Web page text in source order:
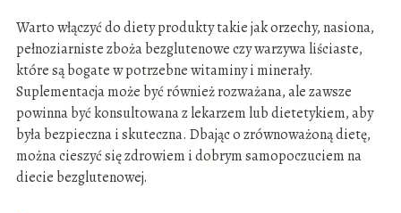
Warto włączyć do diety produkty takie jak orzechy, nasiona,
pełnoziarniste zboża bezglutenowe czy warzywa liściaste,
które są bogate w potrzebne witaminy i minerały.
Suplementacja może być również rozważana, ale zawsze
powinna być konsultowana z lekarzem lub dietetykiem, aby
była bezpieczna i skuteczna. Dbając o zrównoważoną dietę,
można cieszyć się zdrowiem i dobrym samopoczuciem na
diecie bezglutenowej.